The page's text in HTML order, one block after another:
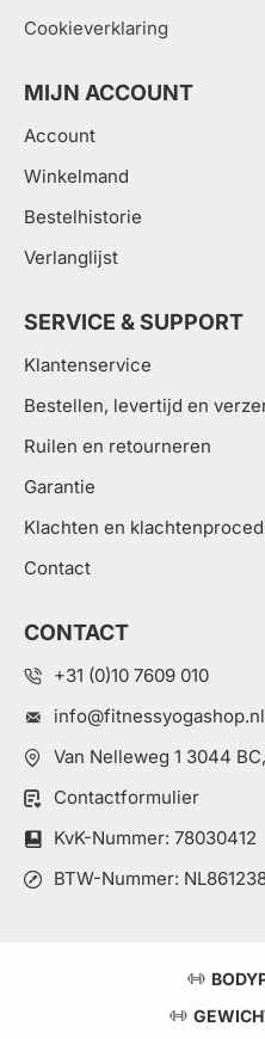
Cookieverklaring
MIJN ACCOUNT
Account
Winkelmand
Bestelhistorie
Verlanglijst
SERVICE & SUPPORT
Klantenservice
Bestellen, levertijd en
Ruilen en retourneren
Garantie
Klachten en
Contact
CONTACT
+31 (0)10 7609 010
info@fitnessyogashop.nl
Van Nelleweg 1 3044
Contactformulier
KvK-Nummer: 78030412
BTW-Nummer: